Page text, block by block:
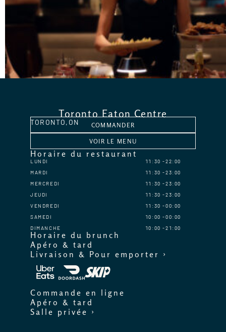
Toronto Eaton Centre
TORONTO, ON COMMANDER
VOIR LE MENU
Horaire du restaurant
LUNDI 11:30
22:00
MARDI
11:30
23:00
MERCREDI
11:30
23:00
JEUDI
11:30
23:00
VENDREDI
11:30
00:00
SAMEDI
10:00
00:00
DIMANCHE
10:00 21:00
Horaire du brunch
Apéro & tard
Livraison & Pour emporter ›
Commande en ligne
Apéro & tard
Salle privée ›